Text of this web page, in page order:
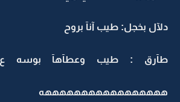
دلآل بخجل: طيب آنآ بروح
طآرق : طيب وعطآهآ بوسه ع
هههههههههههههههههه